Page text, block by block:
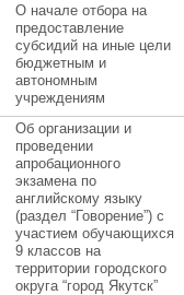
О начале отбора на
предоставление
субсидий на иные цели
бюджетным и
автономным
учреждениям
Об организации и
проведении
апробационного
экзамена по
английскому языку
(раздел “Говорение”) с
участием обучающихся
9 классов на
территории городского
округа “город Якутск”